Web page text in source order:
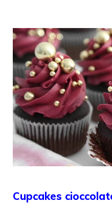
Cupcakes